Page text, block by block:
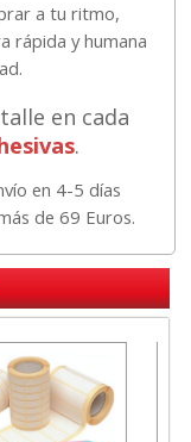
a tu ritmo,
rápida y humana
en cada
.
en 4-5 días
de 69 Euros.